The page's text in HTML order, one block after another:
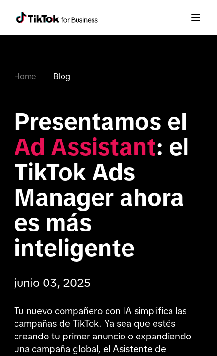
Home Blog
Ad Assistant: el
TikTok Ads
Manager ahora
es más
inteligente
junio 03, 2025
Tu nuevo compañero con IA simplifica las
campañas de TikTok. Ya sea que estés
creando tu primer anuncio o expandiendo
una campaña global, el Asistente de